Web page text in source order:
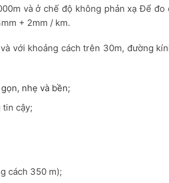
và ở chế độ không phản xạ Để
+ 2mm / km.
với khoảng cách trên 30m, đường
nhẹ và bền;
tin cậy;
cách 350 m);